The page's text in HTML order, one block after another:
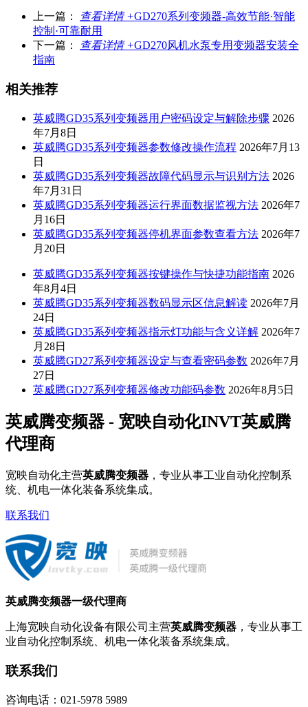
上一篇： 查看详情 +GD270系列变频器-高效节能·智能
控制·可靠耐用
下一篇：
查看详情 +GD270风机水泵专用变频器安装全
指南
相关推荐
英威腾GD35系列变频器用户密码设定与解除步骤 2026
年7月8日
英威腾GD35系列变频器参数修改操作流程 2026年7月13
日
英威腾GD35系列变频器故障代码显示与识别方法 2026
年7月31日
英威腾GD35系列变频器运行界面数据监视方法 2026年7
月16日
英威腾GD35系列变频器停机界面参数查看方法 2026年7
月20日
英威腾GD35系列变频器按键操作与快捷功能指南 2026
年8月4日
英威腾GD35系列变频器数码显示区信息解读 2026年7月
24日
英威腾GD35系列变频器指示灯功能与含义详解 2026年7
月28日
英威腾GD27系列变频器设定与查看密码参数 2026年7月
27日
英威腾GD27系列变频器修改功能码参数 2026年8月5日
英威腾变频器 - 宽映自动化INVT英威腾
代理商
宽映自动化主营英威腾变频器 ，专业从事工业自动化控制系
统、机电一体化装备系统集成。
联系我们
英威腾变频器一级代理商
上海宽映自动化设备有限公司主营英威腾变频器 ，专业从事工
业自动化控制系统、机电一体化装备系统集成。
联系我们
咨询电话：021-5978 5989